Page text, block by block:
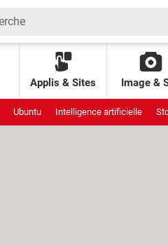
Applis & Sites Image &
Ubuntu Intelligence artificielle